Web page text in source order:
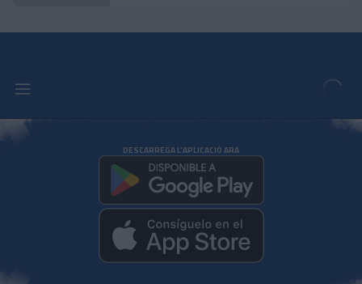
DESCARREGA L'APLICACIÓ ARA